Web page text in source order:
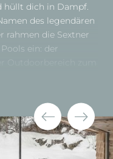
hüllt dich in Dampf.
des legendären
rahmen die Sextner
ein: der
öffnet
Produkte. Die
Saunatüchern